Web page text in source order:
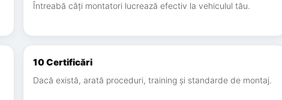
Întreabă câți montatori lucrează efectiv la vehiculul tău.
10 Certificări
Dacă există, arată proceduri, training și standarde de montaj.